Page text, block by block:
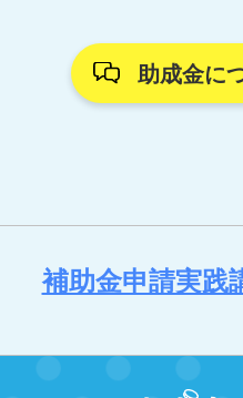
助成金に
補助金申請実践